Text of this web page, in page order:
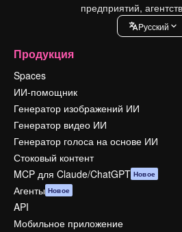
предприятий,
Pусский
Продукция
Spaces
ИИ-помощник
Генератор изображений ИИ
Генератор видео ИИ
Генератор голоса на основе ИИ
Стоковый контент
MCP для Claude/ChatGPT Новое
Агенты Новое
API
Мобильное приложение